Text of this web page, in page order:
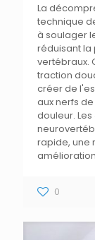
La
technique
à soulager
réduisant la
vertébraux.
traction
créer de
aux nerfs
douleur.
rapide, une
0